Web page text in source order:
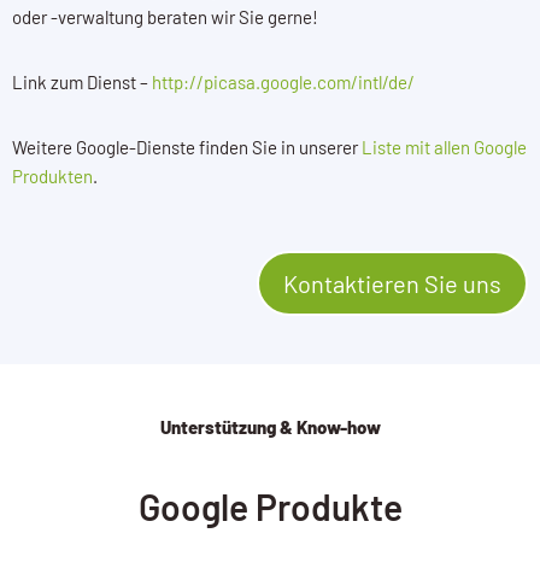
oder -verwaltung beraten wir Sie gerne!
Link zum Dienst – http://picasa.google.com/intl/de/
Weitere Google-Dienste finden Sie in unsererListe mit allen Google
Produkten.
Kontaktieren Sie uns
Unterstützung & Know-how
Google Produkte